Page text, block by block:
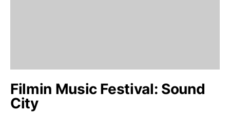
Filmin Music Festival: Sound
City